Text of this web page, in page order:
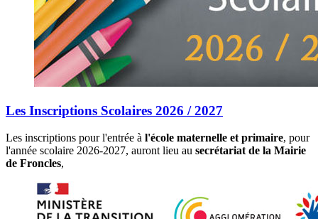
Les Inscriptions Scolaires 2026 / 2027
Les inscriptions pour l'entrée à l'école maternelle et primaire, pour
l'année scolaire 2026-2027, auront lieu au secrétariat de la Mairie
de Froncles,